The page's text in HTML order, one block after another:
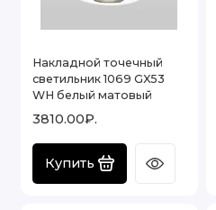
Накладной точечный
светильник 1069 GX53
WH белый матовый
3810.00₽.
Купить